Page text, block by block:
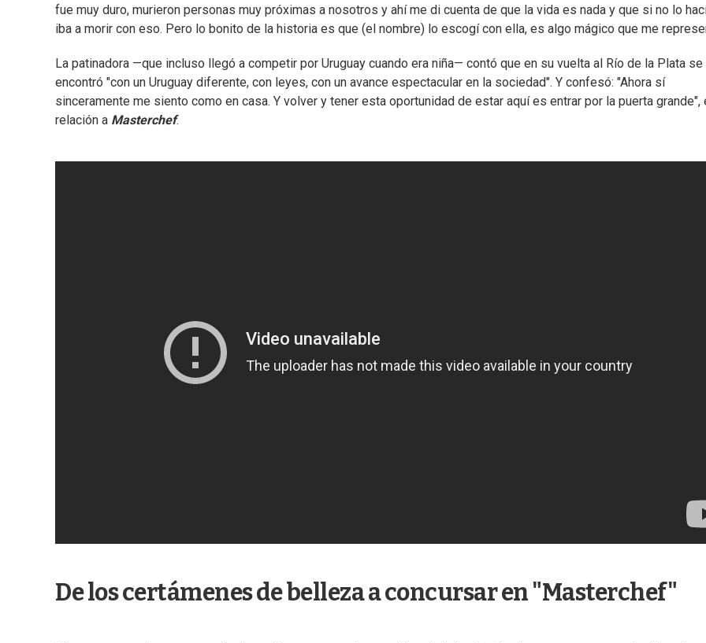
fue muy duro, murieron personas muy próximas a nosotros y ahí me di cuenta de que la vida es nada y que si no lo
iba a morir con eso. Pero lo bonito de la historia es que (el nombre) lo escogí con ella, es algo mágico que me
La patinadora —que incluso llegó a competir por Uruguay cuando era niña— contó que en su vuelta al Río de la Plata se
encontró "con un Uruguay diferente, con leyes, con un avance espectacular en la sociedad". Y confesó: "Ahora sí
sinceramente me siento como en casa. Y volver y tener esta oportunidad de estar aquí es entrar por la puerta grande",
relación a Masterchef.
De los certámenes de belleza a concursar en "Masterchef"